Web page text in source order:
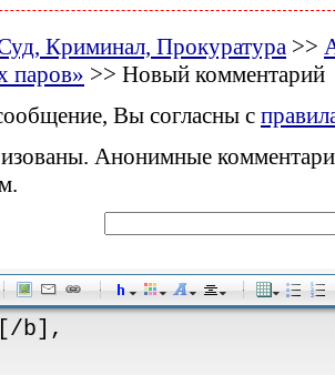
Криминал, Прокуратура >>
паров» >> Новый комментарий
Вы согласны с
Анонимные
-
-
-
-
-
-
-
-